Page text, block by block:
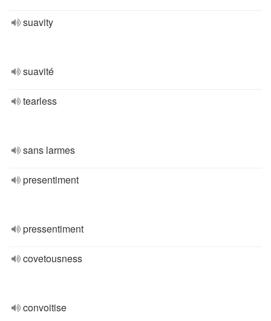
suavity
suavité
tearless
sans larmes
presentiment
pressentiment
covetousness
convoitise